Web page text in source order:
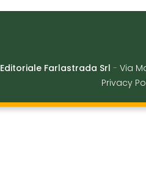
Editoriale Farlastrada Srl - Via
Privacy